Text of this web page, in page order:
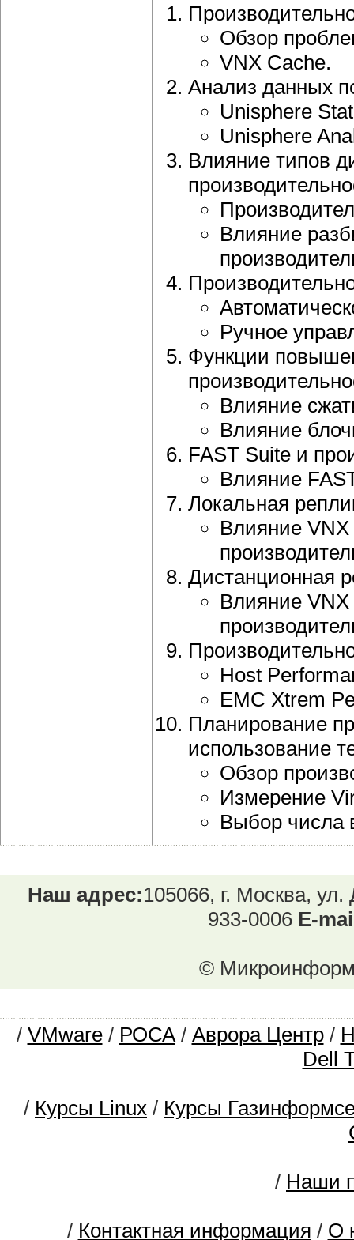
Обзор
VNX Cache.
Анализ данных
Unisphere
Unisphere
Влияние типов
Влияние
Ручное
Функции
Влияние
Влияние
FAST Suite и
Влияние
Локальная
Влияние
Дистанционная
Влияние
Host
EMC Xtrem
Планирование
использование
Обзор
Измерение
Выбор числа
Наш адрес:105066, г. Москва,
933-0006 E-
©
/ VMware/ РОСА/ Аврора Центр/
Dell
/ Курсы Linux / Курсы
/ Наши
/ Контактная информация / О